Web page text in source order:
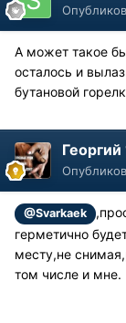
А может такое
осталось и
бутановой
Георгий
@Svarkaek
герметично
месту,не
том числе и мне.